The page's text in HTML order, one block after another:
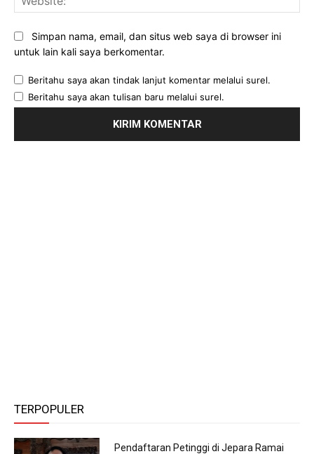
Simpan nama, email, dan situs web saya di browser ini
untuk lain kali saya berkomentar.
Beritahu saya akan tindak lanjut komentar melalui surel.
Beritahu saya akan tulisan baru melalui surel.
TERPOPULER
Pendaftaran Petinggi di Jepara Ramai